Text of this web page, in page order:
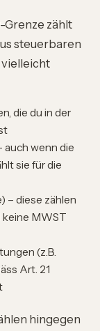
Grenze zählt
steuerbaren
vielleicht
die du in der
auch wenn die
sie für die
– diese zählen
keine MWST
(z.B.
Art. 21
hingegen